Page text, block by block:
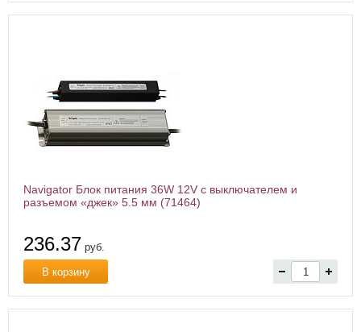
Navigator Блок питания 36W 12V с выключателем и
разъемом «джек» 5.5 мм (71464)
236.37 руб.
В корзину